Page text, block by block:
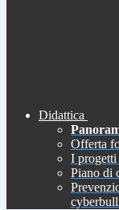
Didattica
Offerta
I progetti
Piano di